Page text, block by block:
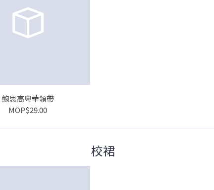
鮑思高粵華領帶
MOP$29.00
校裙